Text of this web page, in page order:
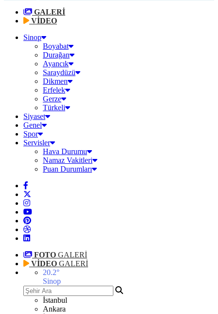
GALERİ
VİDEO
Sinop
Boyabat
Durağan
Ayancık
Saraydüzü
Dikmen
Erfelek
Gerze
Türkeli
Siyaset
Genel
Spor
Servisler
Hava Durumu
Namaz Vakitleri
Puan Durumları
FOTO GALERİ
VİDEO GALERİ
20.2°
Sinop
İstanbul
Ankara